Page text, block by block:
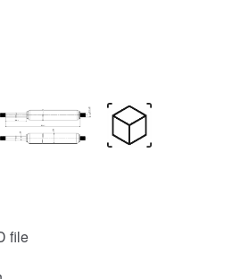
file